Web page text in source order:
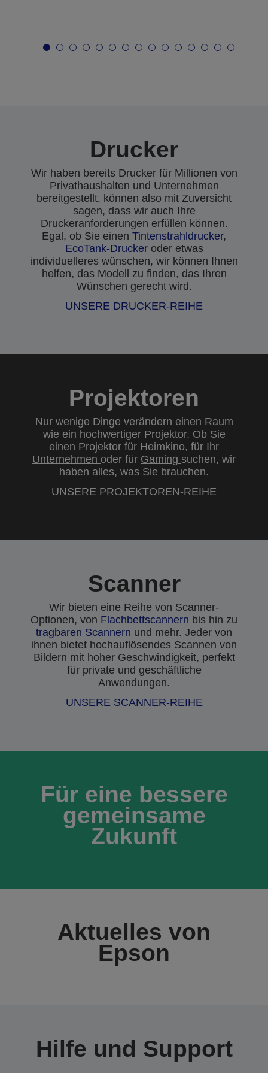
Drucker
Wir haben bereits Drucker für Millionen von
Privathaushalten und Unternehmen
bereitgestellt, können also mit Zuversicht
sagen, dass wir auch Ihre
Druckeranforderungen erfüllen können.
Egal, ob Sie einen Tintenstrahldrucker,
EcoTank-Druckeroder etwas
individuelleres wünschen, wir können Ihnen
helfen, das Modell zu finden, das Ihren
Wünschen gerecht wird.
UNSERE DRUCKER-REIHE
Projektoren
Nur wenige Dinge verändern einen Raum
wie ein hochwertiger Projektor. Ob Sie
einen Projektor für Heimkino, für Ihr
Unternehmen oder für Gaming suchen, wir
haben alles, was Sie brauchen.
UNSERE PROJEKTOREN-REIHE
Scanner
Wir bieten eine Reihe von Scanner-
Optionen, von Flachbettscannern bis hin zu
tragbaren Scannern und mehr. Jeder von
ihnen bietet hochauflösendes Scannen von
Bildern mit hoher Geschwindigkeit, perfekt
für private und geschäftliche
Anwendungen.
UNSERE SCANNER-REIHE
Für eine bessere
gemeinsame
Zukunft
Aktuelles von
Epson
Hilfe und Support